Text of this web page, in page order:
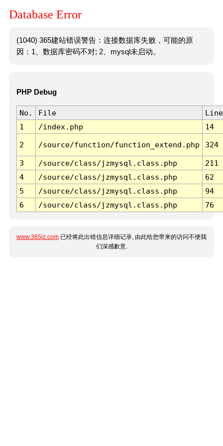
Database Error
(1040) 365建站错误警告：连接数据库失败，可能的原
因：1、数据库密码不对; 2、mysql未启动。
PHP Debug
No. File
Line
1
/index.php 14
2 /source/function/function_extend.php 324
3 /source/class/jzmysql.class.php
211
4
/source/class/jzmysql.class.php
62
5
/source/class/jzmysql.class.php
94
6
/source/class/jzmysql.class.php 76
www.365jz.com 已经将此出错信息详细记录, 由此给您带来的访问不便我
们深感歉意.